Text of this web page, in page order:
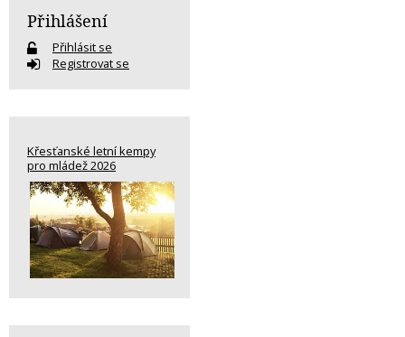
Přihlášení
Přihlásit se
Registrovat se
Křesťanské letní kempy
pro mládež 2026